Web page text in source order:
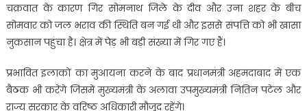
चक्रवात के कारण गिर सोमनाथ जिले के दीव और उना शहर के बीच
सोमवार को जल भराव की स्थिति बन गई थी और इससे संपत्ति को भी खासा
नुकसान पहुंचा है। क्षेत्र में पेड़ भी बड़ी संख्या में गिर गए हैं।
प्रभावित इलाकों का मुआयना करने के बाद प्रधानमंत्री अहमदाबाद में एक
बैठक भी करेंगे जिसमें मुख्यमंत्री के अलावा उपमुख्यमंत्री नितिन पटेल और
राज्य सरकार के वरिष्ठ अधिकारी मौजूद रहेंगे।